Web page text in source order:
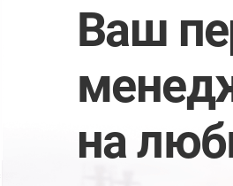
Ваш
на